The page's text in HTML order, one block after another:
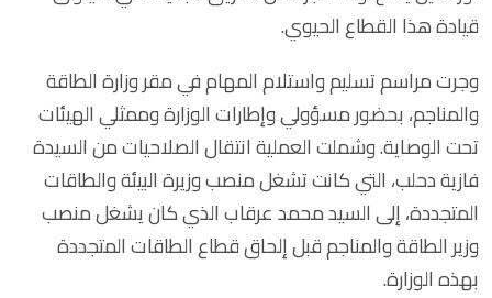
قيادة هذا القطاع الحيوي.
وجرت مراسم تسليم واستلام المهام في مقر وزارة الطاقة
والمناجم، بحضور مسؤولي وإطارات الوزارة وممثلي الهيئات
تحت الوصاية. وشملت العملية انتقال الصلاحيات من السيدة
فازية دحلب، التي كانت تشغل منصب وزيرة البيئة والطاقات
المتجددة، إلى السيد محمد عرقاب الذي كان يشغل منصب
وزير الطاقة والمناجم قبل إلحاق قطاع الطاقات المتجددة
بهذه الوزارة.